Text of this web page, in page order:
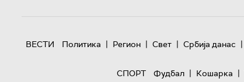
ВЕСТИ Политика | Регион | Свет | Србија данас |
СПОРТ
Фудбал | Кошарка |